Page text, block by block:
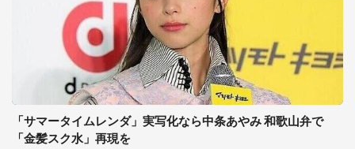
「サマータイムレンダ」実写化なら中条あやみ 和歌山弁で
「金髪スク水」再現を